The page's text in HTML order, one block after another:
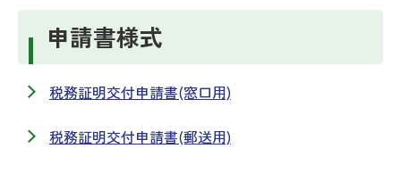
申請書様式
税務証明交付申請書(窓口用)
税務証明交付申請書(郵送用)